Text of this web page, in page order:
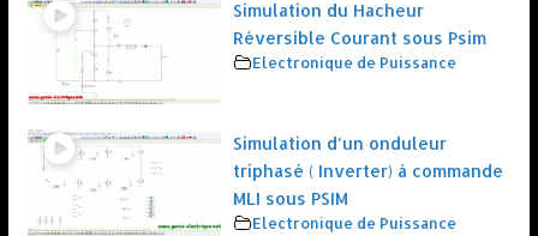
Simulation du Hacheur
Réversible Courant sous Psim
Electronique de Puissance
Simulation d’un onduleur
triphasé ( Inverter) à commande
MLI sous PSIM
Electronique de Puissance